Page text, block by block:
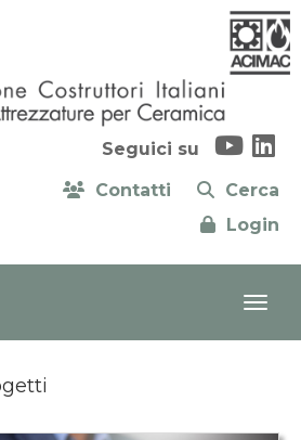
Seguici su
Contatti
Cerca
Login